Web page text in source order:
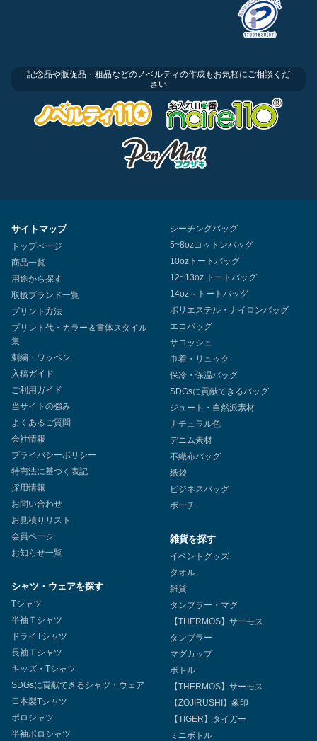
記念品や販促品・粗品などのノベルティの作成もお気軽にご相談くだ
さい
サイトマップ
トップページ
商品一覧
用途から探す
取扱ブランド一覧
プリント方法
プリント代・カラー＆書体スタイル
集
刺繍・ワッペン
入稿ガイド
ご利用ガイド
当サイトの強み
よくあるご質問
会社情報
プライバシーポリシー
特商法に基づく表記
採用情報
お問い合わせ
お見積りリスト
会員ページ
お知らせ一覧
シャツ・ウェアを探す
Tシャツ
半袖Ｔシャツ
ドライTシャツ
長袖Ｔシャツ
キッズ・Tシャツ
SDGsに貢献できるシャツ・ウェア
日本製Tシャツ
ポロシャツ
半袖ポロシャツ
シーチングバッグ
5~8ozコットンバッグ
10ozトートバッグ
12~13oz トートバッグ
14oz～トートバッグ
ポリエステル・ナイロンバッグ
エコバッグ
サコッシュ
巾着・リュック
保冷・保温バッグ
SDGsに貢献できるバッグ
ジュート・自然派素材
ナチュラル色
デニム素材
不織布バッグ
紙袋
ビジネスバッグ
ポーチ
雑貨を探す
イベントグッズ
タオル
雑貨
タンブラー・マグ
【THERMOS】サーモス
タンブラー
マグカップ
ボトル
【THERMOS】サーモス
【ZOJIRUSHI】象印
【TIGER】タイガー
ミニボトル